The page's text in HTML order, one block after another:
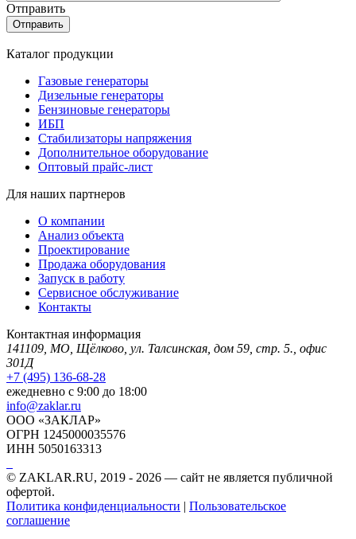
Отправить
Каталог продукции
Газовые генераторы
Дизельные генераторы
Бензиновые генераторы
ИБП
Стабилизаторы напряжения
Дополнительное оборудование
Оптовый прайс-лист
Для наших партнеров
О компании
Анализ объекта
Проектирование
Продажа оборудования
Запуск в работу
Сервисное обслуживание
Контакты
Контактная информация
141109, МО, Щёлково, ул. Талсинская, дом 59, стр. 5., офис
301Д
+7 (495) 136-68-28
ежедневно с 9:00 до 18:00
info@zaklar.ru
ООО «ЗАКЛАР»
ОГРН 1245000035576
ИНН 5050163313
© ZAKLAR.RU, 2019 - 2026 — cайт не является публичной
офертой.
Политика конфиденциальности | Пользовательское
соглашение